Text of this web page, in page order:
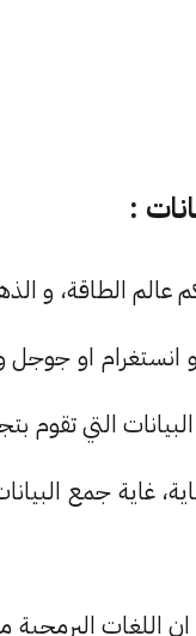
عالم الطاقة، و
انستغرام او جوجل
التي
غاية جمع